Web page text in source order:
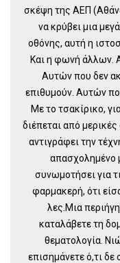
σκέψη της ΑΕΠ
να κρύβει μια
οθόνης, αυτή η
Και η φωνή άλλων.
Αυτών που δεν
επιθυμούν. Αυτών
Με το τσακίρικο,
διέπεται από
αντιγράφει την
απασχολημένο
συνωμοτήσει για
φαρμακερή, ότι
λες.Μια
καταλάβετε τη
θεματολογία.
επισημάνετε ό,τι